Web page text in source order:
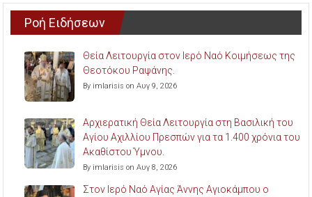
Ροή Ειδήσεων
Θεία Λειτουργία στον Ιερό Ναό Κοιμήσεως της
Θεοτόκου Ραψάνης.
By imlarisis on Αυγ 9, 2026
Αρχιερατική Θεία Λειτουργία στη Βασιλική του
Αγίου Αχιλλίου Πρεσπών για τα 1.400 χρόνια του
Ακαθίστου Ύμνου.
By imlarisis on Αυγ 8, 2026
Στον Ιερό Ναό Αγίας Άννης Αγιοκάμπου ο